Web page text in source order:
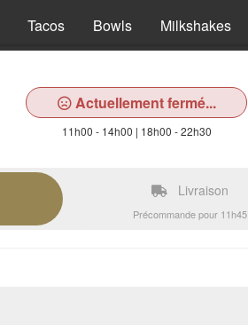
Tacos Bowls Milkshakes
Actuellement fermé...
11h00 - 14h00 | 18h00 - 22h30
Livraison
Précommande pour 11h45